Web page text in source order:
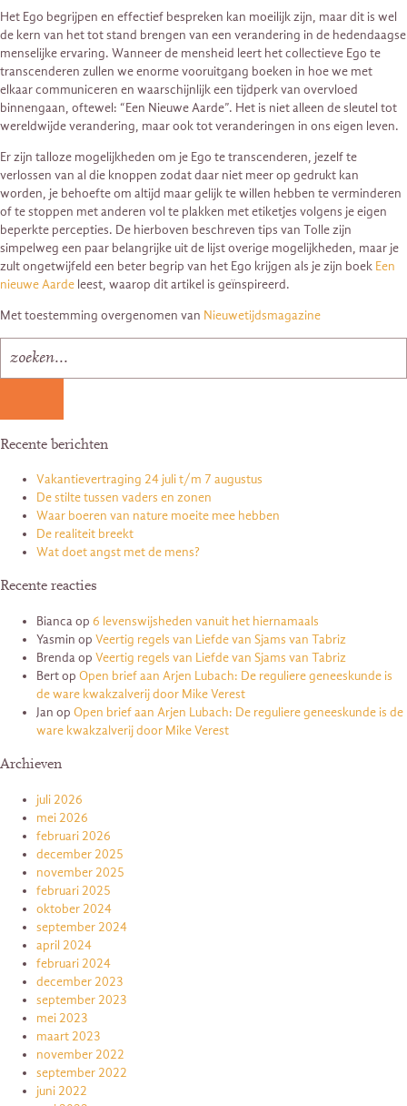
Het Ego begrijpen en effectief bespreken kan moeilijk zijn, maar dit is wel
de kern van het tot stand brengen van een verandering in de hedendaagse
menselijke ervaring. Wanneer de mensheid leert het collectieve Ego te
transcenderen zullen we enorme vooruitgang boeken in hoe we met
elkaar communiceren en waarschijnlijk een tijdperk van overvloed
binnengaan, oftewel: “Een Nieuwe Aarde”. Het is niet alleen de sleutel tot
wereldwijde verandering, maar ook tot veranderingen in ons eigen leven.
Er zijn talloze mogelijkheden om je Ego te transcenderen, jezelf te
verlossen van al die knoppen zodat daar niet meer op gedrukt kan
worden, je behoefte om altijd maar gelijk te willen hebben te verminderen
of te stoppen met anderen vol te plakken met etiketjes volgens je eigen
beperkte percepties. De hierboven beschreven tips van Tolle zijn
simpelweg een paar belangrijke uit de lijst overige mogelijkheden, maar je
zult ongetwijfeld een beter begrip van het Ego krijgen als je zijn boek Een
nieuwe Aarde leest, waarop dit artikel is geïnspireerd.
Met toestemming overgenomen van Nieuwetijdsmagazine
Recente berichten
Vakantievertraging 24 juli t/m 7 augustus
De stilte tussen vaders en zonen
Waar boeren van nature moeite mee hebben
De realiteit breekt
Wat doet angst met de mens?
Recente reacties
Biancaop 6 levenswijsheden vanuit het hiernamaals
Yasmin op Veertig regels van Liefde van Sjams van Tabriz
Brendaop Veertig regels van Liefde van Sjams van Tabriz
Bertop Open brief aan Arjen Lubach: De reguliere geneeskunde is
de ware kwakzalverij door Mike Verest
Jan op Open brief aan Arjen Lubach: De reguliere geneeskunde is de
ware kwakzalverij door Mike Verest
Archieven
juli 2026
mei 2026
februari 2026
december 2025
november 2025
februari 2025
oktober 2024
september 2024
april 2024
februari 2024
december 2023
september 2023
mei 2023
maart 2023
november 2022
september 2022
juni 2022